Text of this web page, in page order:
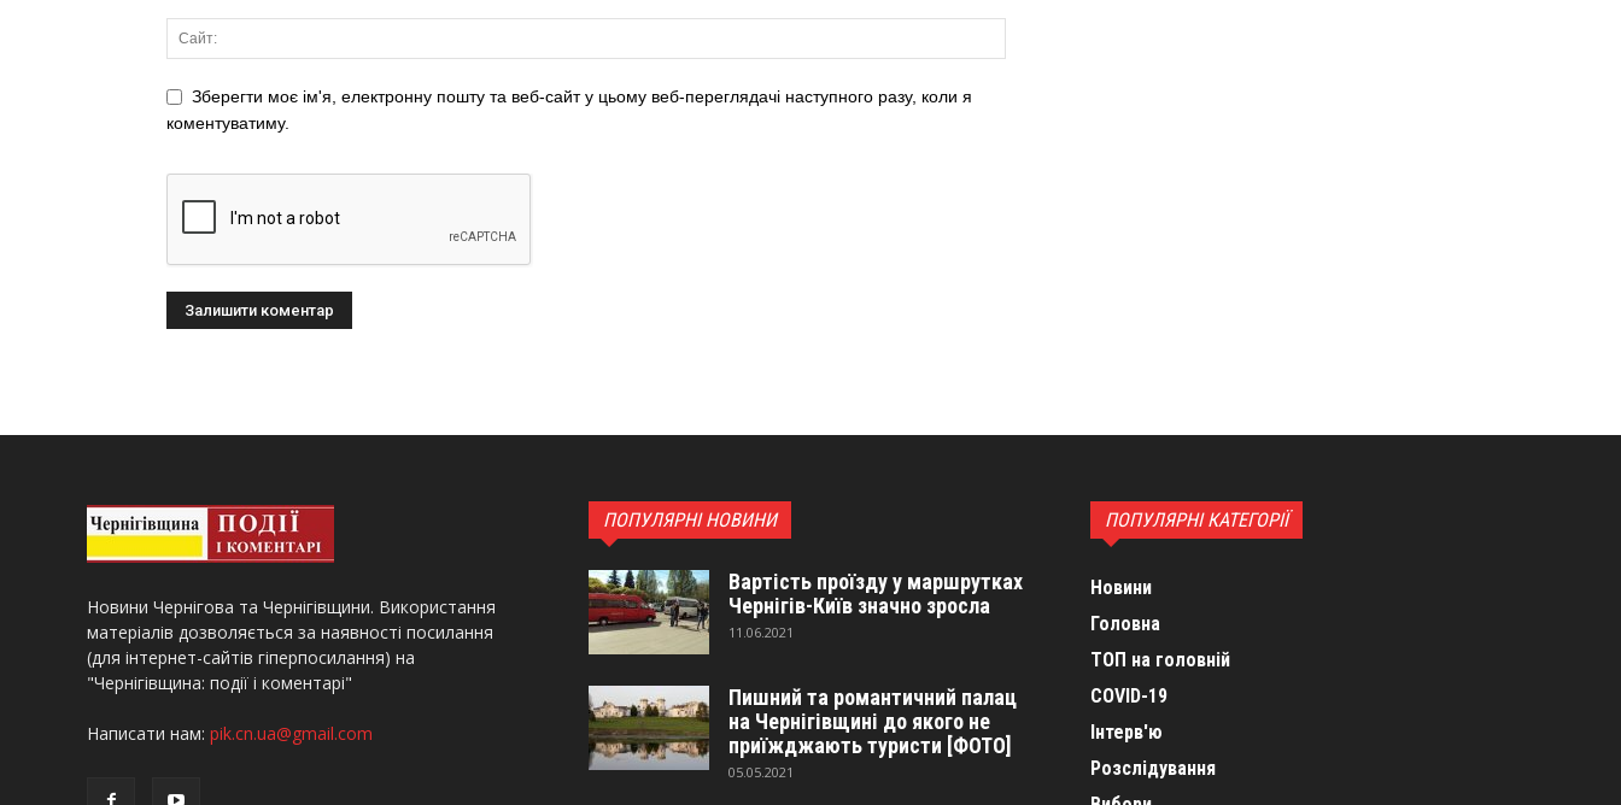
Зберегти моє ім'я, електронну пошту та веб-сайт у цьому веб-переглядачі наступного разу, коли я
коментуватиму.
Новини Чернігова та Чернігівщини. Використання
матеріалів дозволяється за наявності посилання
(для інтернет-сайтів гіперпосилання) на
"Чернігівщина: події і коментарі"
Написати нам: pik.cn.ua@gmail.com
ПОПУЛЯРНІ НОВИНИ
Вартість проїзду у маршрутках
Чернігів-Київ значно зросла
11.06.2021
Пишний та романтичний палац
на Чернігівщині до якого не
приїжджають туристи [ФОТО]
05.05.2021
ПОПУЛЯРНІ КАТЕГОРІЇ
Новини
Головна
ТОП на головній
COVID-19
Інтерв'ю
Розслідування